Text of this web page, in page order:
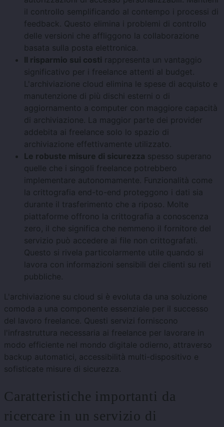
il controllo semplificando al contempo i processi di
feedback. Questo elimina i problemi di controllo
delle versioni che affliggono la collaborazione
basata sulla posta elettronica.
Il risparmio sui costi rappresenta un vantaggio
significativo per i freelance attenti al budget.
L'archiviazione cloud elimina le spese di acquisto e
manutenzione di più dischi esterni o di
aggiornamento a computer con maggiore capacità
di archiviazione. La maggior parte dei provider
addebita ai freelance solo lo spazio di
archiviazione effettivamente utilizzato.
Le robuste misure di sicurezza spesso superano
quelle che i singoli freelance potrebbero
implementare autonomamente. Funzionalità come
la crittografia end-to-end proteggono i dati sia
durante il trasferimento che a riposo. Molte
piattaforme offrono la crittografia a conoscenza
zero, il che significa che nemmeno il fornitore del
servizio può accedere ai file non crittografati.
Questo si rivela particolarmente utile quando si
lavora con informazioni sensibili dei clienti su reti
pubbliche.
L'archiviazione su cloud si è evoluta da una soluzione
comoda a una componente essenziale per il successo
del lavoro freelance. Questi servizi forniscono
l'infrastruttura necessaria ai freelance per lavorare in
modo efficiente nel mondo digitale odierno, attraverso
backup automatici, accessibilità multi-dispositivo e
sofisticate misure di sicurezza.
Caratteristiche importanti da
ricercare in un servizio di